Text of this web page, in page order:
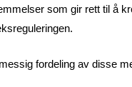
som gir rett til å
fordeling av disse